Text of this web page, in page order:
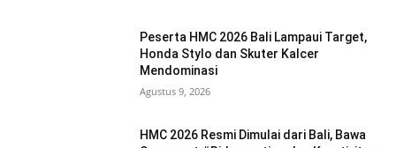
Peserta HMC 2026 Bali Lampaui Target,
Honda Stylo dan Skuter Kalcer
Mendominasi
Agustus 9, 2026
HMC 2026 Resmi Dimulai dari Bali, Bawa